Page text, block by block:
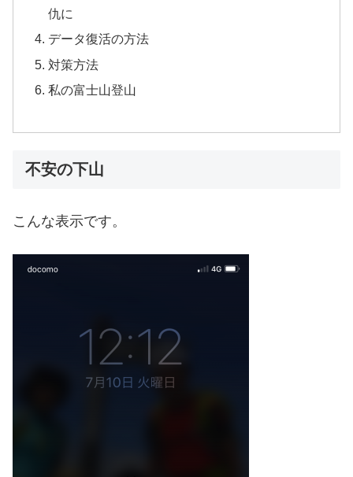
仇に
データ復活の方法
対策方法
私の富士山登山
不安の下山
こんな表示です。